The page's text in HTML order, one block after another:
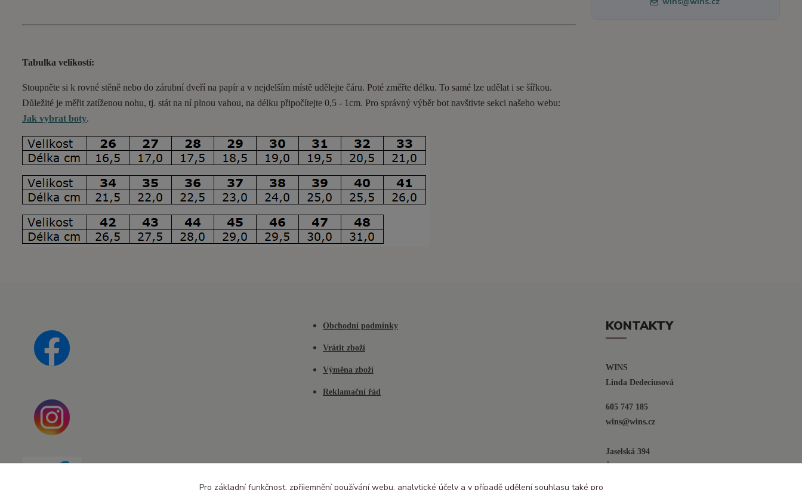
Tabulka velikostí:
Stoupněte si k rovné stěně nebo do zárubní dveří na papír a v nejdelším místě udělejte čáru. Poté změřte délku. To samé lze udělat i se šířkou.
Důležité je měřit zatíženou nohu, tj. stát na ní plnou vahou, na délku připočítejte 0,5 - 1cm. Pro správný výběr bot navštivte sekci našeho webu:
Jak vybrat boty.
Obchodní podmínky
Vrátit zboží
Výměna zboží
Reklamační řád
KONTAKTY
WINS
Linda Dedeciusová
605 747 185
wins@wins.cz
Jaselská 394
Šenov u N. Jičína
Pro základní funkčnost, zpříjemnění používání webu, analytické účely a v případě udělení souhlasu také pro